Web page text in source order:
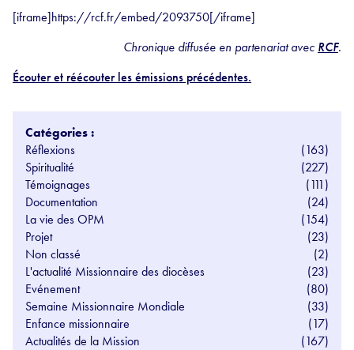
[iframe]https://rcf.fr/embed/2093750[/iframe]
Chronique diffusée en partenariat avec RCF.
Écouter et réécouter les émissions précédentes.
Catégories :
Réflexions
(163)
Spiritualité
(227)
Témoignages
(111)
Documentation
(24)
La vie des OPM
(154)
Projet
(23)
Non classé
(2)
L'actualité Missionnaire des diocèses
(23)
Evénement
(80)
Semaine Missionnaire Mondiale
(33)
Enfance missionnaire
(17)
Actualités de la Mission
(167)